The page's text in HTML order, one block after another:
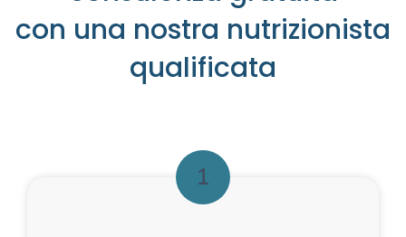
con una nostra nutrizionista
qualificata
1